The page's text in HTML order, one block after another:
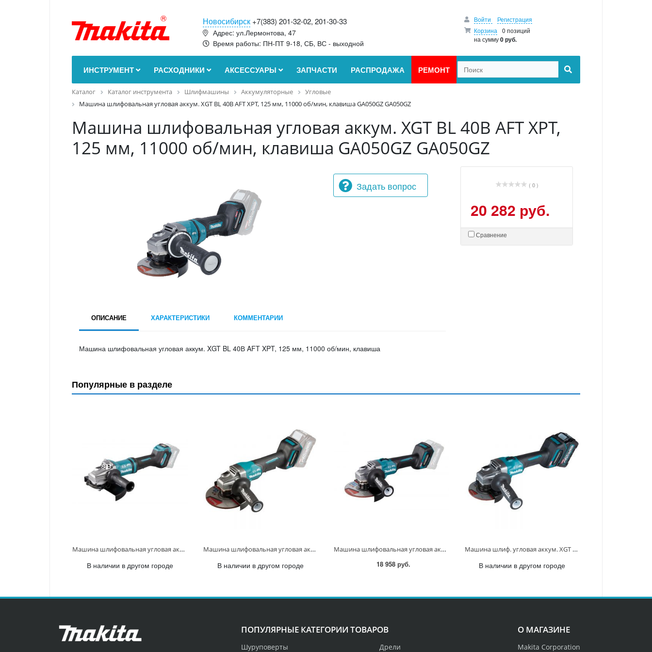
Новосибирск +7(383) 201-32-02, 201-30-33
Адрес: ул.Лермонтова, 47
Время работы: ПН-ПТ 9-18, СБ, ВС - выходной
Войти
Регистрация
Корзина
0 позиций
на сумму0 руб.
ИНСТРУМЕНТ РАСХОДНИКИ АКСЕССУАРЫ ЗАПЧАСТИ РАСПРОДАЖА РЕМОНТ
Каталог Каталог инструмента Шлифмашины Аккумуляторные
Угловые
Машина шлифовальная угловая аккум. XGT BL 40В AFT XPT, 125 мм, 11000 об/мин, клавиша GA050GZ GA050GZ
Машина шлифовальная угловая аккум. XGT BL 40В AFT XPT,
125 мм, 11000 об/мин, клавиша GA050GZ GA050GZ
Задать вопрос ( 0 )
20 282 руб.
Сравнение
ОПИСАНИЕ ХАРАКТЕРИСТИКИ КОММЕНТАРИИ
Машина шлифовальная угловая аккум. XGT BL 40В AFT XPT, 125 мм, 11000 об/мин, клавиша
Популярные в разделе
Машина шлифовальная угловая аккум. XGT BL 40В, 230 мм, 6600 об/мин, клавиша GA038GZ GA038GZ
В наличии в другом городе
Машина шлифовальная угловая аккум. XGT BL 40В, 150 мм, 8500 об/мин, широкая клавиша GA036GZ GA036GZ
В наличии в другом городе
Машина шлифовальная угловая аккум. XGT BL 40В, 150 мм, 8500 об/мин, слайдер GA035GZ GA035GZ
18 958 руб.
Машина шлиф. угловая аккум. XGT BL 40В, 115 мм, 8500 об/м, слайд. (2x4.0Ач,DC40RA,Makpac4) GA004GM201 GA004GM201
В наличии в другом городе
ПОПУЛЯРНЫЕ КАТЕГОРИИ ТОВАРОВ
Шуруповерты Дрели
О МАГАЗИНЕ
Makita Corporation